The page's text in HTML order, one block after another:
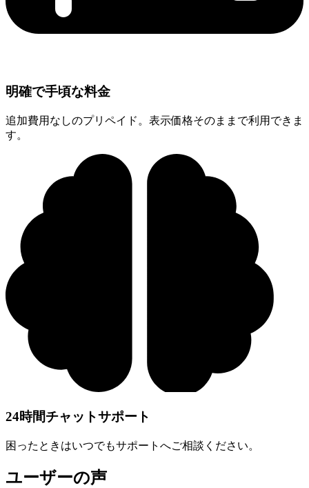
明確で手頃な料金
追加費用なしのプリペイド。表示価格そのままで利用できま
す。
24時間チャットサポート
困ったときはいつでもサポートへご相談ください。
ユーザーの声